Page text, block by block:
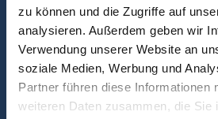
zu können und die Zugriffe auf
analysieren. Außerdem geben wir
Verwendung unserer Website an
soziale Medien, Werbung und
Partner führen diese Informationen
weiteren Daten zusammen, die Sie
Über uns
FAQ
Unsere Experten
Teilnehmerstimmen
Kontakt